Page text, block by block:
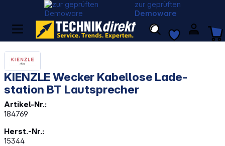
zur geprüften
Demoware
KIENZLE Wecker Kabellose Lade-
station BT Lautsprecher
Artikel-Nr.:
184769
Herst.-Nr.:
15344